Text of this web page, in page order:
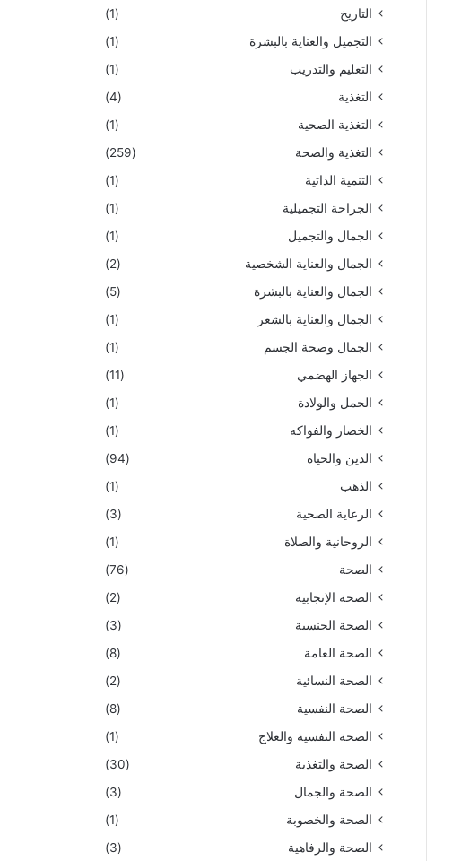
التاريخ
(1)
التجميل والعناية بالبشرة
(1)
التعليم والتدريب
(1)
التغذية
(4)
التغذية الصحية
(1)
التغذية والصحة
(259)
التنمية الذاتية
(1)
الجراحة التجميلية
(1)
الجمال والتجميل
(1)
الجمال والعناية الشخصية
(2)
الجمال والعناية بالبشرة
(5)
الجمال والعناية بالشعر
(1)
الجمال وصحة الجسم
(1)
الجهاز الهضمي
(11)
الحمل والولادة
(1)
الخضار والفواكه
(1)
الدين والحياة
(94)
الذهب
(1)
الرعاية الصحية
(3)
الروحانية والصلاة
(1)
الصحة
(76)
الصحة الإنجابية
(2)
الصحة الجنسية
(3)
الصحة العامة
(8)
الصحة النسائية
(2)
الصحة النفسية
(8)
الصحة النفسية والعلاج
(1)
الصحة والتغذية
(30)
الصحة والجمال
(3)
الصحة والخصوبة
(1)
الصحة والرفاهية
(3)